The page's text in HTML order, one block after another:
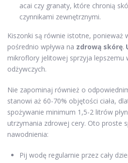
acai czy granaty, które chronią
czynnikami zewnętrznymi.
Kiszonki są równie istotne, ponieważ
pośrednio wpływa na zdrową skórę.
mikroflory jelitowej sprzyja lepszemu
odżywczych.
Nie zapominaj również o
stanowi aż 60-70% objętości ciała,
spożywanie minimum 1,5-2 litrów
utrzymania zdrowej cery. Oto proste
nawodnienia:
Pij wodę regularnie przez cały